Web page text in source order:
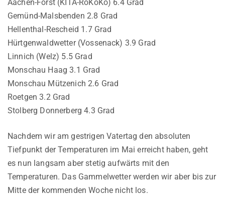
Aachen-Forst (KITA-RoKoKo) 6.4 Grad
Gemünd-Malsbenden 2.8 Grad
Hellenthal-Rescheid 1.7 Grad
Hürtgenwaldwetter (Vossenack) 3.9 Grad
Linnich (Welz) 5.5 Grad
Monschau Haag 3.1 Grad
Monschau Mützenich 2.6 Grad
Roetgen 3.2 Grad
Stolberg Donnerberg 4.3 Grad
Nachdem wir am gestrigen Vatertag den absoluten
Tiefpunkt der Temperaturen im Mai erreicht haben, geht
es nun langsam aber stetig aufwärts mit den
Temperaturen. Das Gammelwetter werden wir aber bis zur
Mitte der kommenden Woche nicht los.